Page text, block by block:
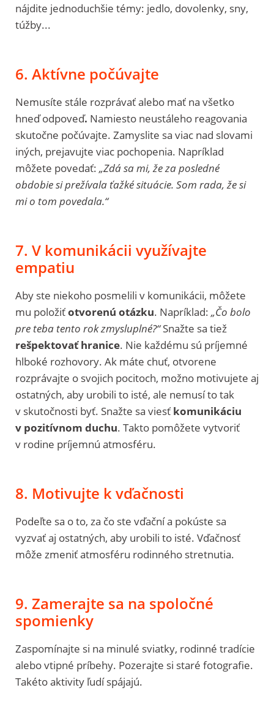
nájdite jednoduchšie témy: jedlo, dovolenky, sny,
túžby...
6. Aktívne počúvajte
Nemusíte stále rozprávať alebo mať na všetko
hneď odpoveď. Namiesto neustáleho reagovania
skutočne počúvajte. Zamyslite sa viac nad slovami
iných, prejavujte viac pochopenia. Napríklad
môžete povedať: „Zdá sa mi, že za posledné
obdobie si prežívala ťažké situácie. Som rada, že si
mi o tom povedala.“
7. V komunikácii využívajte
empatiu
Aby ste niekoho posmelili v komunikácii, môžete
mu položiťotvorenú otázku. Napríklad: „Čo bolo
pre teba tento rok zmysluplné?“Snažte sa tiež
rešpektovať hranice. Nie každému sú príjemné
hlboké rozhovory. Ak máte chuť, otvorene
rozprávajte o svojich pocitoch, možno motivujete aj
ostatných, aby urobili to isté, ale nemusí to tak
v skutočnosti byť. Snažte sa viesť komunikáciu
v pozitívnom duchu. Takto pomôžete vytvoriť
v rodine príjemnú atmosféru.
8. Motivujte k vďačnosti
Podeľte sa o to, za čo ste vďační a pokúste sa
vyzvať aj ostatných, aby urobili to isté. Vďačnosť
môže zmeniť atmosféru rodinného stretnutia.
9. Zamerajte sa na spoločné
spomienky
Zaspomínajte si na minulé sviatky, rodinné tradície
alebo vtipné príbehy. Pozerajte si staré fotografie.
Takéto aktivity ľudí spájajú.